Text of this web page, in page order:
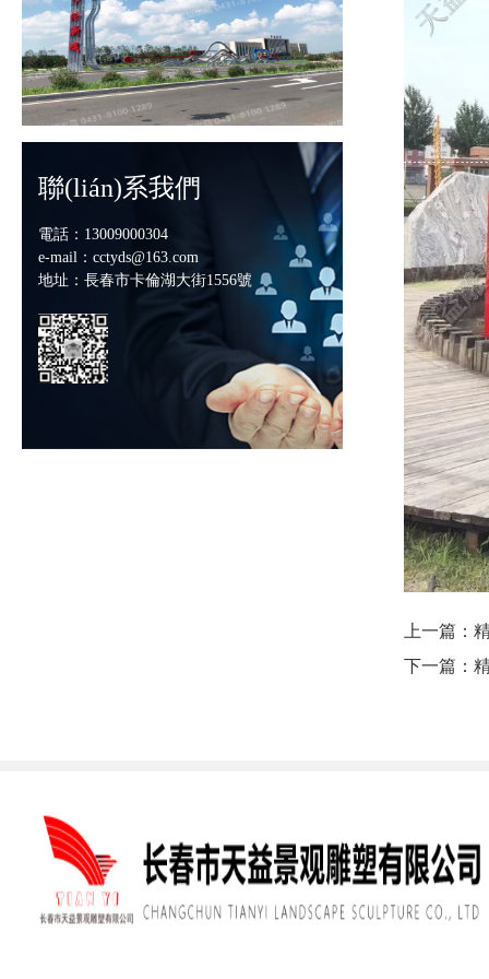
聯(lián)系我們
電話：13009000304
e-mail：cctyds@163.com
地址：長春市卡倫湖大街1556號
上一篇：
下一篇：